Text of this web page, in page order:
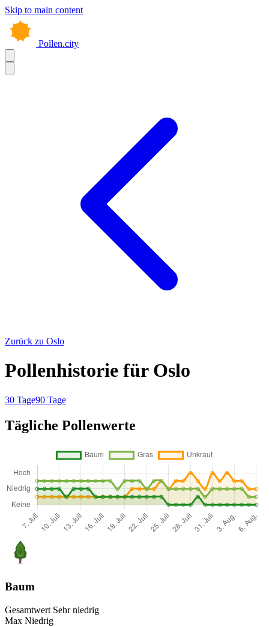
Skip to main content
Pollen.city
Zurück zu Oslo
Pollenhistorie für Oslo
30 Tage90 Tage
Tägliche Pollenwerte
Baum
Gesamtwert Sehr niedrig
Max Niedrig